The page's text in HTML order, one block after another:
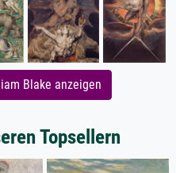
Blake anzeigen
Topsellern